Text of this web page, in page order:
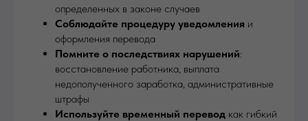
определенных в законе случаев
Соблюдайте процедуру уведомления и
оформления перевода
Помните о последствиях нарушений:
восстановление работника, выплата
недополученного заработка, административные
штрафы
Используйте временный перевод как гибкий